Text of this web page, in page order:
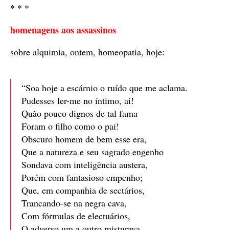
* * *
homenagens aos assassinos
sobre alquimia, ontem, homeopatia, hoje:
“Soa hoje a escárnio o ruído que me aclama.
Pudesses ler-me no íntimo, ai!
Quão pouco dignos de tal fama
Foram o filho como o pai!
Obscuro homem de bem esse era,
Que a natureza e seu sagrado engenho
Sondava com inteligência austera,
Porém com fantasioso empenho;
Que, em companhia de sectários,
Trancando-se na negra cava,
Com fórmulas de electuários,